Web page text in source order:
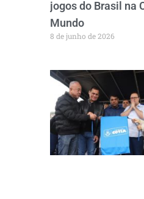
jogos do Brasil na
Mundo
8 de junho de 2026